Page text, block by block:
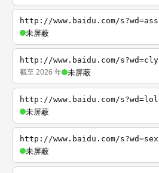
http://www.baidu.com/s?wd=ass
未屏蔽
http://www.baidu.com/s?wd=cly
截至 2026 年 未屏蔽
http://www.baidu.com/s?wd=lol
未屏蔽
http://www.baidu.com/s?wd=sex
未屏蔽